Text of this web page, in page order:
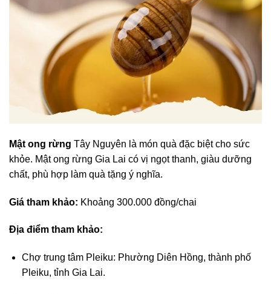
Mật ong rừng Tây Nguyên là món quà đặc biệt cho sức
khỏe. Mật ong rừng Gia Lai có vị ngọt thanh, giàu dưỡng
chất, phù hợp làm quà tặng ý nghĩa.
Giá tham khảo: Khoảng 300.000 đồng/chai
Địa điểm tham khảo:
Chợ trung tâm Pleiku: Phường Diên Hồng, thành phố
Pleiku, tỉnh Gia Lai.